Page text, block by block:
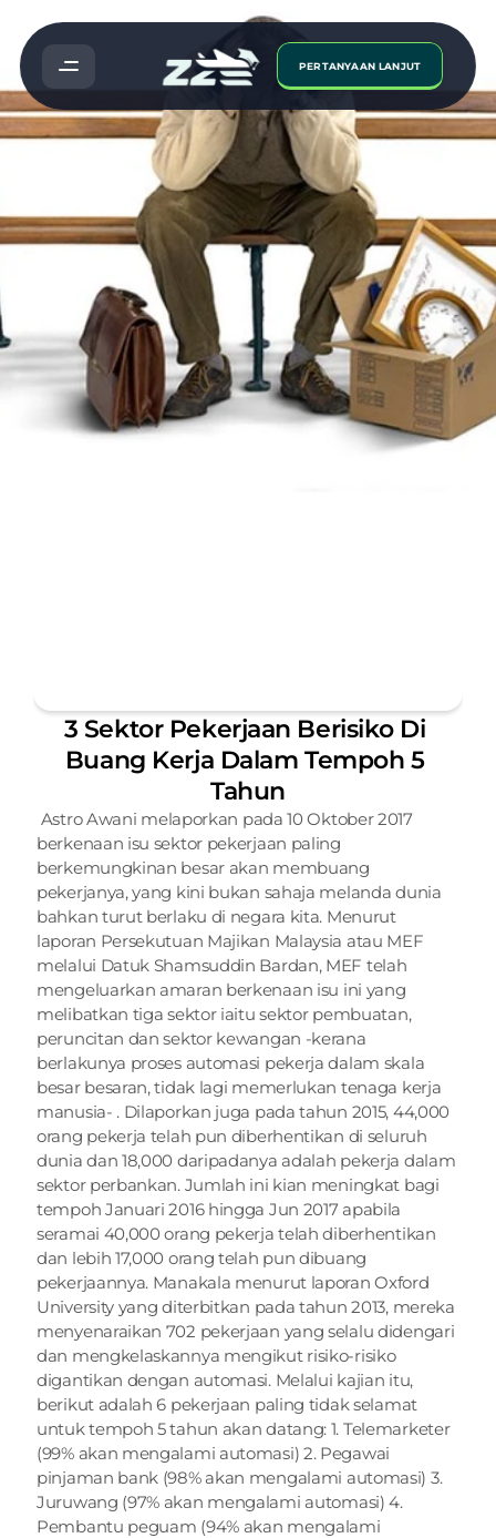
PERTANYAAN LANJUT
Sektor Pekerjaan Berisiko Di
Buang Kerja Dalam Tempoh 5
Tahun
3 Sektor Pekerjaan Berisiko Di
Buang Kerja Dalam Tempoh 5
Tahun
berkenaan isu sektor pekerjaan paling
berkemungkinan besar akan membuang
pekerjanya, yang kini bukan sahaja melanda dunia
bahkan turut berlaku di negara kita. Menurut
laporan Persekutuan Majikan Malaysia atau MEF
melalui Datuk Shamsuddin Bardan, MEF telah
mengeluarkan amaran berkenaan isu ini yang
melibatkan tiga sektor iaitu sektor pembuatan,
peruncitan dan sektor kewangan -kerana
berlakunya proses automasi pekerja dalam skala
besar besaran, tidak lagi memerlukan tenaga kerja
manusia- . Dilaporkan juga pada tahun 2015, 44,000
orang pekerja telah pun diberhentikan di seluruh
dunia dan 18,000 daripadanya adalah pekerja dalam
sektor perbankan. Jumlah ini kian meningkat bagi
tempoh Januari 2016 hingga Jun 2017 apabila
seramai 40,000 orang pekerja telah diberhentikan
dan lebih 17,000 orang telah pun dibuang
pekerjaannya. Manakala menurut laporan Oxford
University yang diterbitkan pada tahun 2013, mereka
menyenaraikan 702 pekerjaan yang selalu didengari
dan mengkelaskannya mengikut risiko-risiko
digantikan dengan automasi. Melalui kajian itu,
berikut adalah 6 pekerjaan paling tidak selamat
untuk tempoh 5 tahun akan datang: 1. Telemarketer
(99% akan mengalami automasi) 2. Pegawai
pinjaman bank (98% akan mengalami automasi) 3.
Juruwang (97% akan mengalami automasi) 4.
Pembantu peguam (94% akan mengalami